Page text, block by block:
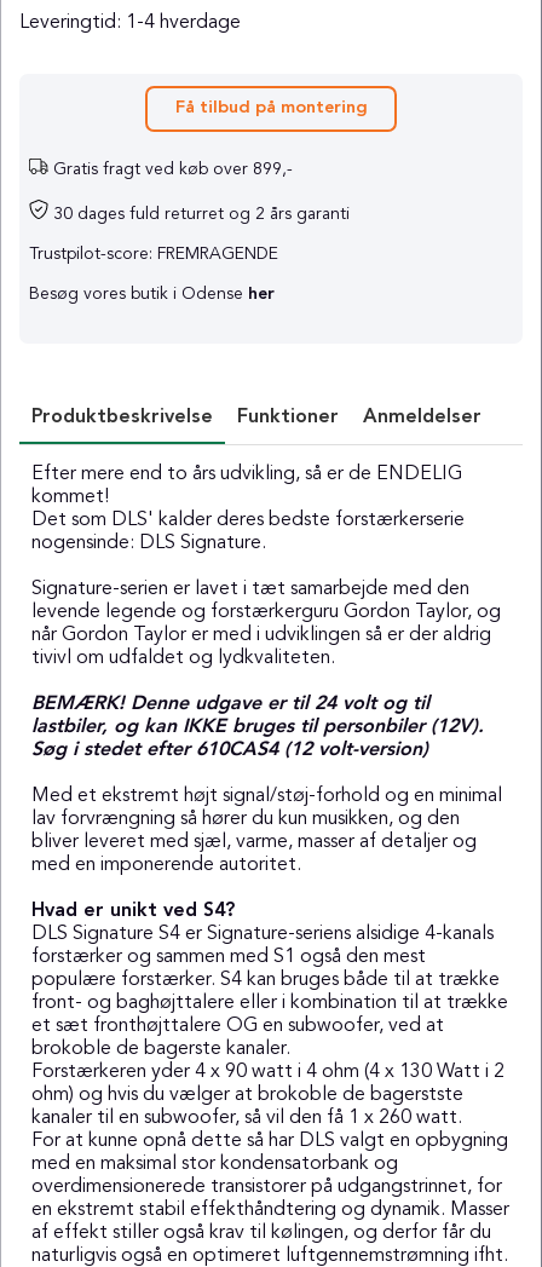
Leveringtid: 1-4 hverdage
Få tilbud på montering
Gratis fragt ved køb over 899,-
30 dages fuld returret og 2 års garanti
Trustpilot-score: FREMRAGENDE
Besøg vores butik i Odense her
Produktbeskrivelse Funktioner Anmeldelser
Efter mere end to års udvikling, så er de ENDELIG
kommet!
Det som DLS' kalder deres bedste forstærkerserie
nogensinde: DLS Signature.
Signature-serien er lavet i tæt samarbejde med den
levende legende og forstærkerguru Gordon Taylor, og
når Gordon Taylor er med i udviklingen så er der aldrig
tivivl om udfaldet og lydkvaliteten.
BEMÆRK! Denne udgave er til 24 volt og til
lastbiler, og kan IKKE bruges til personbiler (12V).
Søg i stedet efter 610CAS4 (12 volt-version)
Med et ekstremt højt signal/støj-forhold og en minimal
lav forvrængning så hører du kun musikken, og den
bliver leveret med sjæl, varme, masser af detaljer og
med en imponerende autoritet.
Hvad er unikt ved S4?
DLS Signature S4 er Signature-seriens alsidige 4-kanals
forstærker og sammen med S1 også den mest
populære forstærker. S4 kan bruges både til at trække
front- og baghøjttalere eller i kombination til at trække
et sæt fronthøjttalere OG en subwoofer, ved at
brokoble de bagerste kanaler.
Forstærkeren yder 4 x 90 watt i 4 ohm (4 x 130 Watt i 2
ohm) og hvis du vælger at brokoble de bagerstste
kanaler til en subwoofer, så vil den få 1 x 260 watt.
For at kunne opnå dette så har DLS valgt en opbygning
med en maksimal stor kondensatorbank og
overdimensionerede transistorer på udgangstrinnet, for
en ekstremt stabil effekthåndtering og dynamik. Masser
af effekt stiller også krav til kølingen, og derfor får du
naturligvis også en optimeret luftgennemstrømning ifht.